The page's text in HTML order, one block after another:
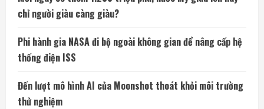
chỉ người giàu càng giàu?
Phi hành gia NASA đi bộ ngoài không gian để nâng cấp hệ
thống điện ISS
Đến lượt mô hình AI của Moonshot thoát khỏi môi trường
thử nghiệm